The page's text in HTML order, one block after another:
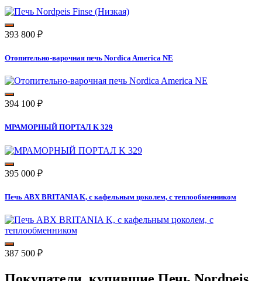
393 800 ₽
Отопительно-варочная печь Nordica America NE
394 100 ₽
МРАМОРНЫЙ ПОРТАЛ K 329
395 000 ₽
Печь ABX BRITANIA K, с кафельным цоколем, с теплообменником
387 500 ₽